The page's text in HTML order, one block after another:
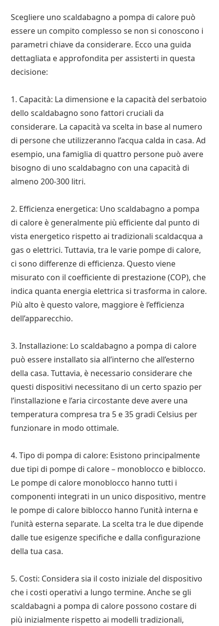
Scegliere uno scaldabagno a pompa di calore può
essere un compito complesso se non si conoscono i
parametri chiave da considerare. Ecco una guida
dettagliata e approfondita per assisterti in questa
decisione:
1. Capacità: La dimensione e la capacità del serbatoio
dello scaldabagno sono fattori cruciali da
considerare. La capacità va scelta in base al numero
di persone che utilizzeranno l’acqua calda in casa. Ad
esempio, una famiglia di quattro persone può avere
bisogno di uno scaldabagno con una capacità di
almeno 200-300 litri.
2. Efficienza energetica: Uno scaldabagno a pompa
di calore è generalmente più efficiente dal punto di
vista energetico rispetto ai tradizionali scaldacqua a
gas o elettrici. Tuttavia, tra le varie pompe di calore,
ci sono differenze di efficienza. Questo viene
misurato con il coefficiente di prestazione (COP), che
indica quanta energia elettrica si trasforma in calore.
Più alto è questo valore, maggiore è l’efficienza
dell’apparecchio.
3. Installazione: Lo scaldabagno a pompa di calore
può essere installato sia all’interno che all’esterno
della casa. Tuttavia, è necessario considerare che
questi dispositivi necessitano di un certo spazio per
l’installazione e l’aria circostante deve avere una
temperatura compresa tra 5 e 35 gradi Celsius per
funzionare in modo ottimale.
4. Tipo di pompa di calore: Esistono principalmente
due tipi di pompe di calore – monoblocco e biblocco.
Le pompe di calore monoblocco hanno tutti i
componenti integrati in un unico dispositivo, mentre
le pompe di calore biblocco hanno l’unità interna e
l’unità esterna separate. La scelta tra le due dipende
dalle tue esigenze specifiche e dalla configurazione
della tua casa.
5. Costi: Considera sia il costo iniziale del dispositivo
che i costi operativi a lungo termine. Anche se gli
scaldabagni a pompa di calore possono costare di
più inizialmente rispetto ai modelli tradizionali,